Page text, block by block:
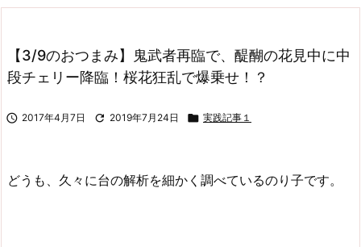
【3/9のおつまみ】鬼武者再臨で、醍醐の花見中に中
段チェリー降臨！桜花狂乱で爆乗せ！？
 2017年4月7日  2019年7月24日  実践記事１
どうも、久々に台の解析を細かく調べているのり子です。